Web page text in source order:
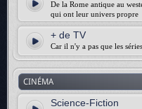
De la Rome antique au
qui ont leur univers propre
+ de TV
Car il n'y a pas que les
CINÉMA
Science-Fiction